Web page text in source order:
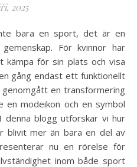
2025
För kvinnor har
för sin plats och visa
gång endast ett funktionellt
en transformering
modeikon och en symbol
denna blogg utforskar vi hur
blivit mer än bara en del av
nu en rörelse för
inom både sport